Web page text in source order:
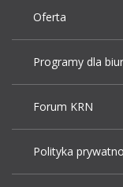
Oferta
Programy dla biur
Forum KRN
Polityka